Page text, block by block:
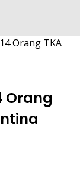
Orang TKA
Orang